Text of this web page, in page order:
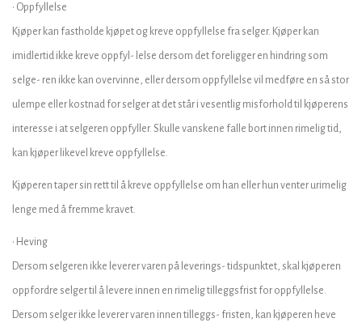
• Oppfyllelse
Kjøper kan fastholde kjøpet og kreve oppfyllelse fra selger. Kjøper kan
imidlertid ikke kreve oppfyl- lelse dersom det foreligger en hindring som
selge- ren ikke kan overvinne, eller dersom oppfyllelse vil medføre en så stor
ulempe eller kostnad for selger at det står i vesentlig misforhold til kjøperens
interesse i at selgeren oppfyller. Skulle vanskene falle bort innen rimelig tid,
kan kjøper likevel kreve oppfyllelse.
Kjøperen taper sin rett til å kreve oppfyllelse om han eller hun venter urimelig
lenge med å fremme kravet.
• Heving
Dersom selgeren ikke leverer varen på leverings- tidspunktet, skal kjøperen
oppfordre selger til å levere innen en rimelig tilleggsfrist for oppfyllelse.
Dersom selger ikke leverer varen innen tilleggs- fristen, kan kjøperen heve